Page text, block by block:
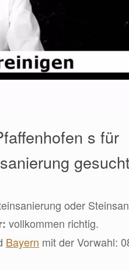
s für
oder
vollkommen richtig.
Bayern mit der Vorwahl: